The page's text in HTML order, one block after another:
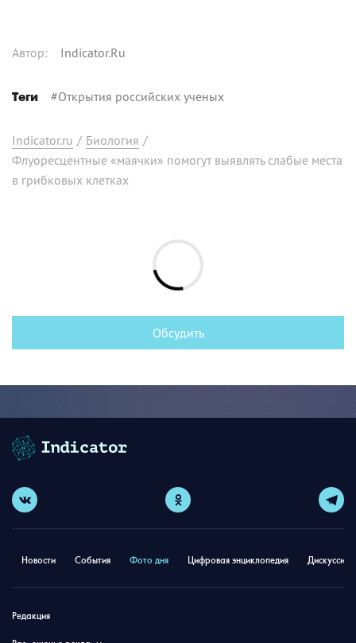
Автор: Indicator.Ru
Теги #Открытия российских ученых
Indicator.ru / Биология /
Флуоресцентные «маячки» помогут выявлять слабые места
в грибковых клетках
Обсудить
Новости События Фото дня Цифровая энциклопедия
Редакция